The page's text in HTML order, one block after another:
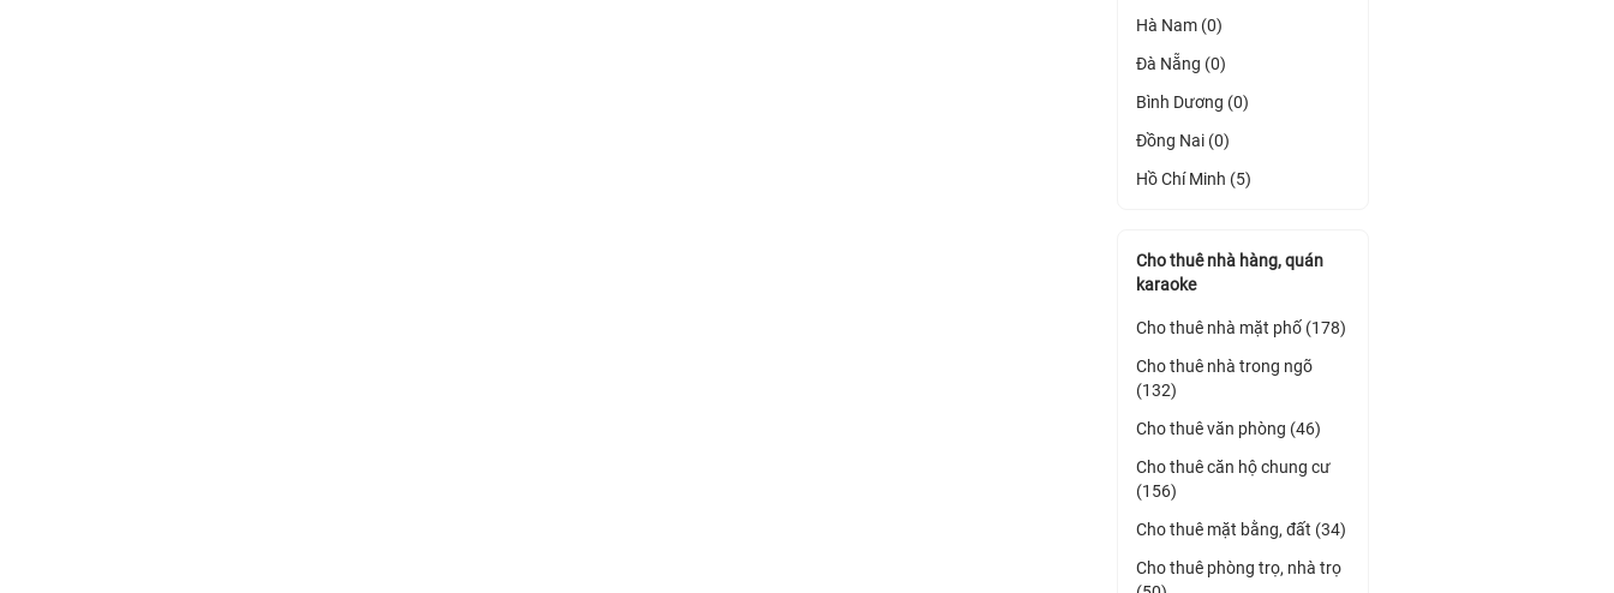
Hà Nam (0)
Đà Nẵng (0)
Bình Dương (0)
Đồng Nai (0)
Hồ Chí Minh (5)
Cho thuê nhà hàng, quán
karaoke
Cho thuê nhà mặt phố (178)
Cho thuê nhà trong ngõ
(132)
Cho thuê văn phòng (46)
Cho thuê căn hộ chung cư
(156)
Cho thuê mặt bằng, đất (34)
Cho thuê phòng trọ, nhà trọ